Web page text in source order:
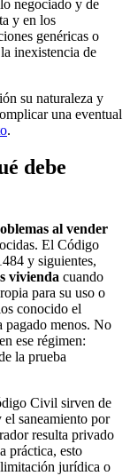
negociado y de
y en los
genéricas o
inexistencia de
su naturaleza y
una eventual
.
debe
al vender
El Código
y siguientes,
vivienda cuando
para su uso o
conocido el
pagado menos. No
ese régimen:
la prueba
Civil sirven de
saneamiento por
resulta privado
práctica, esto
jurídica o